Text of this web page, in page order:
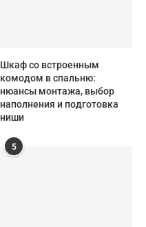
Шкаф со встроенным
комодом в спальню:
нюансы монтажа, выбор
наполнения и подготовка
ниши
5